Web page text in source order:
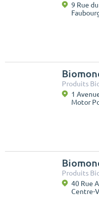
9 Rue
Produits
1
Motor
Produits
40 Rue
Centre-